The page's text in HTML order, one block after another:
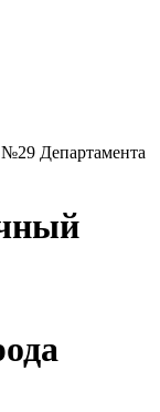
Департамента